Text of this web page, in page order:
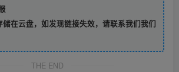
在云盘，如发现链接失效，请联系我们我们
THE END